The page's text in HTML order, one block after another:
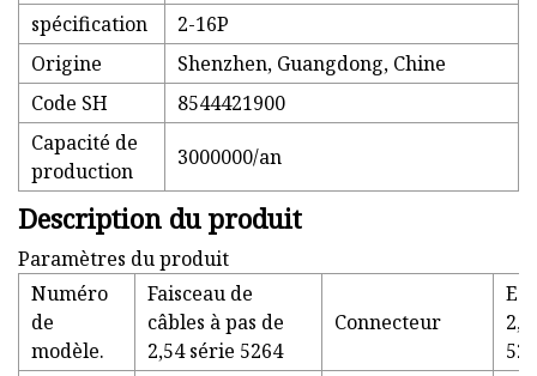
spécification
2-16P
Origine
Shenzhen, Guangdong, Chine
Code SH
8544421900
Capacité de
production
3000000/an
Description du produit
Paramètres du produit
Numéro
de
modèle.
Faisceau de
câbles à pas de
2,54 série 5264
Connecteur